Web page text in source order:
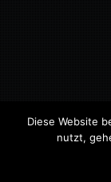
Diese Website
nutzt,